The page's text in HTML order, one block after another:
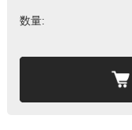
数量: